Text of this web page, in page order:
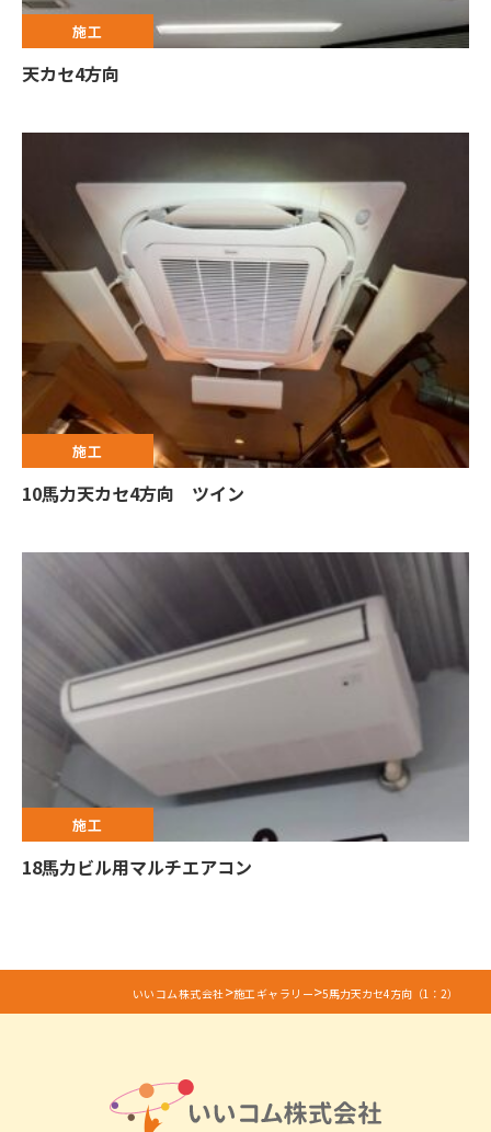
施工
天カセ4方向
施工
10馬力天カセ4方向 ツイン
施工
18馬力ビル用マルチエアコン
いいコム株式会社 >施工ギャラリー>5馬力天カセ4方向（1：2）